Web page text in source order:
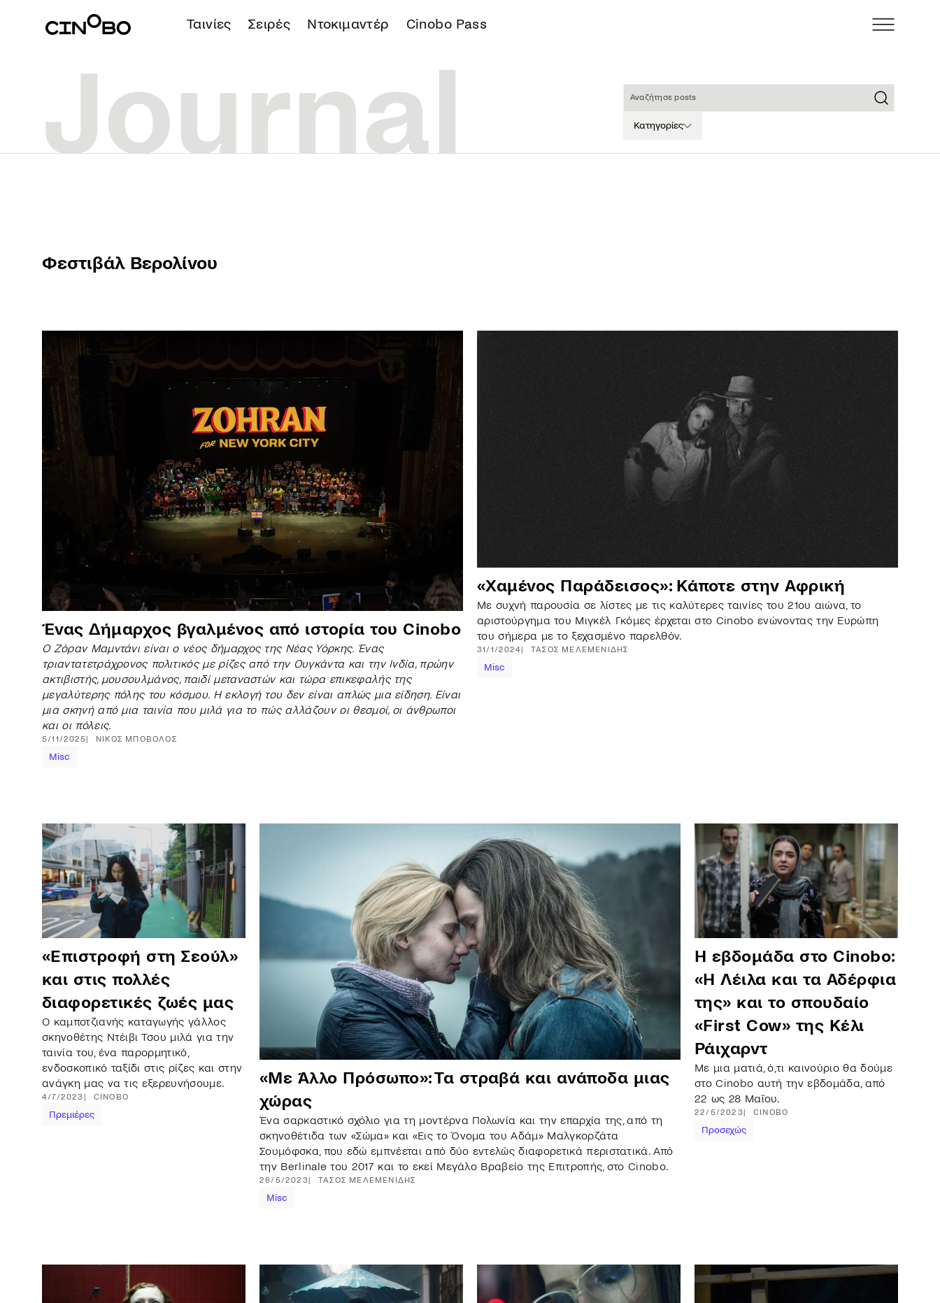
Ταινίες Σειρές Ντοκιμαντέρ Cinobo Pass
Κατηγορίες
Φεστιβάλ Βερολίνου
Ένας Δήμαρχος βγαλμένος από ιστορία του Cinobo
Ο Ζόραν Μαμντάνι είναι ο νέος δήμαρχος της Νέας Υόρκης. Ένας
τριαντατετράχρονος πολιτικός με ρίζες από την Ουγκάντα και την Ινδία, πρώην
ακτιβιστής, μουσουλμάνος, παιδί μεταναστών και τώρα επικεφαλής της
μεγαλύτερης πόλης του κόσμου. Η εκλογή του δεν είναι απλώς μια είδηση. Είναι
μια σκηνή από μια ταινία που μιλά για το πώς αλλάζουν οι θεσμοί, οι άνθρωποι
και οι πόλεις.
5/11/2025 ΝΊΚΟΣ ΜΠΌΒΟΛΟΣ
Misc
«Χαμένος Παράδεισος»: Κάποτε στην Αφρική
Με συχνή παρουσία σε λίστες με τις καλύτερες ταινίες του 21ου αιώνα, το
αριστούργημα του Μιγκέλ Γκόμες έρχεται στο Cinobo ενώνοντας την Ευρώπη
του σήμερα με το ξεχασμένο παρελθόν.
31/1/2024 ΤΆΣΟΣ ΜΕΛΕΜΕΝΊΔΗΣ
Misc
«Επιστροφή στη Σεούλ»
και στις πολλές
διαφορετικές ζωές μας
Ο καμποτζιανής καταγωγής γάλλος
σκηνοθέτης Ντέιβι Τσου μιλά για την
ταινία του, ένα παρορμητικό,
ενδοσκοπικό ταξίδι στις ρίζες και στην
ανάγκη μας να τις εξερευνήσουμε.
4/7/2023 CINOBO
Πρεμιέρες
«Με Άλλο Πρόσωπο»: Τα στραβά και ανάποδα μιας
χώρας
Ένα σαρκαστικό σχόλιο για τη μοντέρνα Πολωνία και την επαρχία της, από τη
σκηνοθέτιδα των «Σώμα» και «Εις το Όνομα του Αδάμ» Μαλγκορζάτα
Σουμόφσκα, που εδώ εμπνέεται από δύο εντελώς διαφορετικά περιστατικά. Από
την Berlinale του 2017 και το εκεί Μεγάλο Βραβείο της Επιτροπής, στο Cinobo.
26/5/2023 ΤΆΣΟΣ ΜΕΛΕΜΕΝΊΔΗΣ
Misc
Η εβδομάδα στο Cinobo:
«Η Λέιλα και τα Αδέρφια
της» και το σπουδαίο
«First Cow» της Κέλι
Ράιχαρντ
Με μια ματιά, ό,τι καινούριο θα δούμε
στο Cinobo αυτή την εβδομάδα, από
22 ως 28 Μαΐου.
22/5/2023 CINOBO
Προσεχώς